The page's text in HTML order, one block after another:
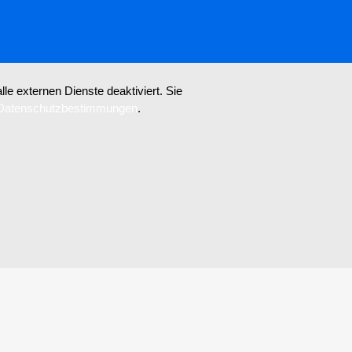
externen Dienste deaktiviert. Sie
.